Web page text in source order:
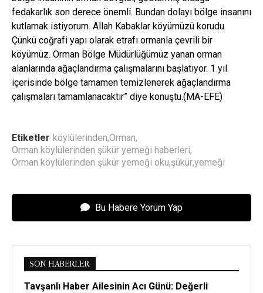
fedakarlık son derece önemli. Bundan dolayı bölge insanını
kutlamak istiyorum. Allah Kabaklar köyümüzü korudu.
Çünkü coğrafi yapı olarak etrafı ormanla çevrili bir
köyümüz. Orman Bölge Müdürlüğümüz yanan orman
alanlarında ağaçlandırma çalışmalarını başlatıyor. 1 yıl
içerisinde bölge tamamen temizlenerek ağaçlandırma
çalışmaları tamamlanacaktır” diye konuştu.(MA-EFE)
Etiketler köylülerinden,Orman,
Orman köylülerinden şükür yemeği haberleri,
Orman köylülerinden şükür yemeği oku,şükür,yemeği
Bu Habere Yorum Yap
SON HABERLER
Tavşanlı Haber Ailesinin Acı Günü: Değerli